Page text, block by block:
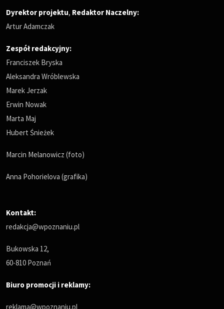
Dyrektor projektu, Redaktor Naczelny:
Artur Adamczak
Zespół redakcyjny:
Franciszek Bryska
Aleksandra Wróblewska
Marek Jerzak
Erwin Nowak
Marta Maj
Hubert Śnieżek
Marcin Melanowicz (foto)
Anna Pohorielova (grafika)
Kontakt:
redakcja@wpoznaniu.pl
Bukowska 12,
60-810 Poznań
Biuro promocji i reklamy:
reklama@wpoznaniu.pl